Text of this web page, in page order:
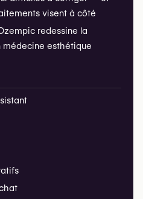
visent à côté
redessine la
esthétique